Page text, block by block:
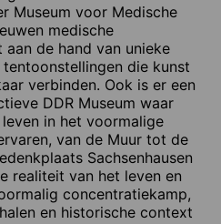
Museum voor Medische
medische
de hand van unieke
die kunst
verbinden. Ook is er een
DDR Museum waar
in het voormalige
van de Muur tot de
Sachsenhausen
realiteit van het leven en
concentratiekamp,
en historische context